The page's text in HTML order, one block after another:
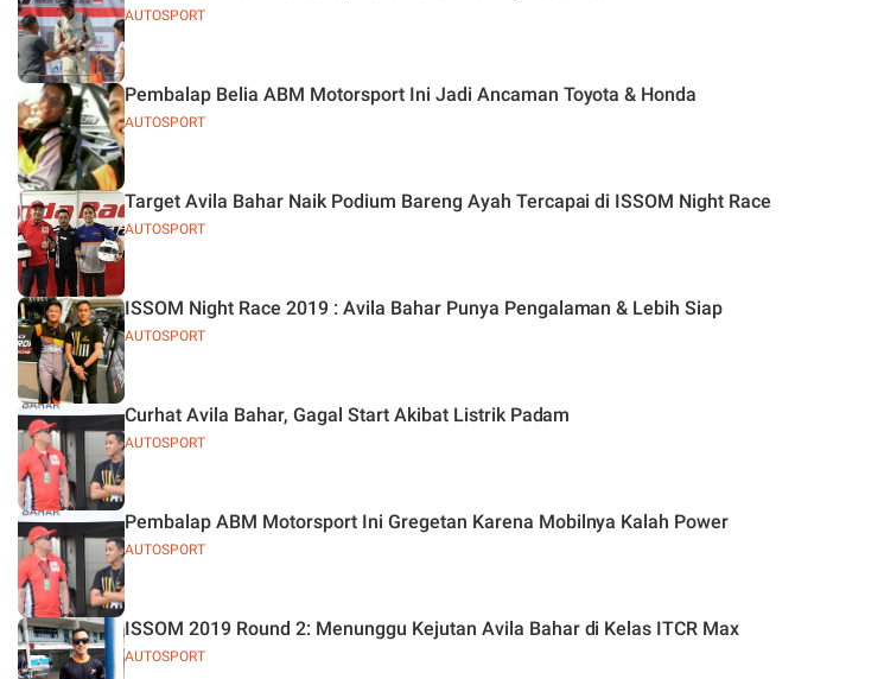
AUTOSPORT
AUTOSPORT
Pembalap Belia ABM Motorsport Ini Jadi Ancaman Toyota & Honda
AUTOSPORT
Target Avila Bahar Naik Podium Bareng Ayah Tercapai di ISSOM Night Race
AUTOSPORT
ISSOM Night Race 2019 : Avila Bahar Punya Pengalaman & Lebih Siap
AUTOSPORT
Curhat Avila Bahar, Gagal Start Akibat Listrik Padam
AUTOSPORT
Pembalap ABM Motorsport Ini Gregetan Karena Mobilnya Kalah Power
AUTOSPORT
ISSOM 2019 Round 2: Menunggu Kejutan Avila Bahar di Kelas ITCR Max